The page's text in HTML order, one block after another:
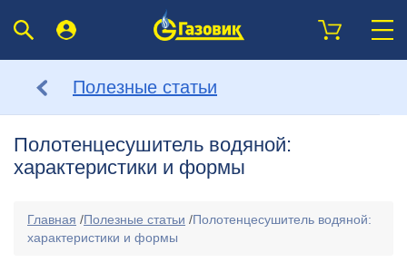
Полезные статьи
Полотенцесушитель водяной:
характеристики и формы
Главная /Полезные статьи /Полотенцесушитель водяной:
характеристики и формы